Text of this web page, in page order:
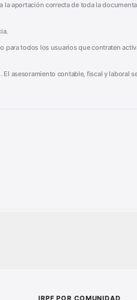
la aportación correcta de toda la
todos los usuarios que contraten
asesoramiento contable, fiscal y laboral
■Guía
IRPF POR COMUNIDAD